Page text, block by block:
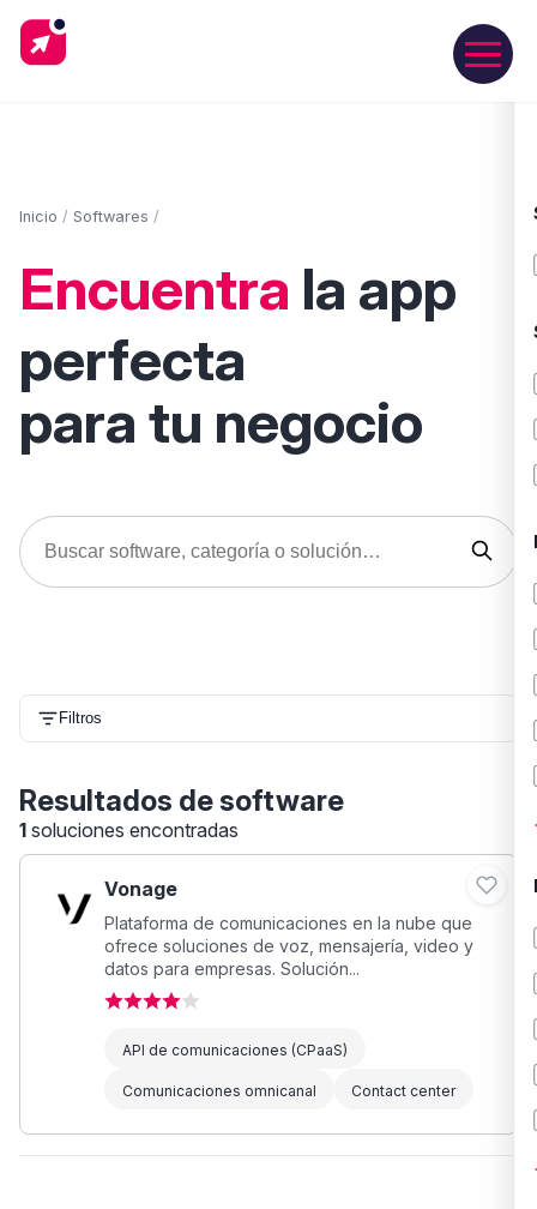
Inicio / Softwares /
Encuentra la app
perfecta
para tu negocio
Filtros
Resultados de software
1 soluciones encontradas
Vonage
Plataforma de comunicaciones en la nube que
ofrece soluciones de voz, mensajería, video y
datos para empresas. Solución...
API de comunicaciones (CPaaS)
Comunicaciones omnicanal Contact center